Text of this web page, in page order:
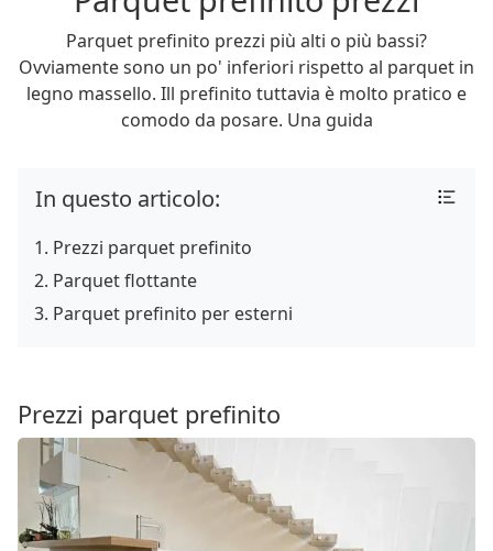
Parquet prefinito prezzi più alti o più bassi?
Ovviamente sono un po' inferiori rispetto al parquet in
legno massello. Ill prefinito tuttavia è molto pratico e
comodo da posare. Una guida
In questo articolo:
Prezzi parquet prefinito
Parquet flottante
Parquet prefinito per esterni
Prezzi parquet prefinito